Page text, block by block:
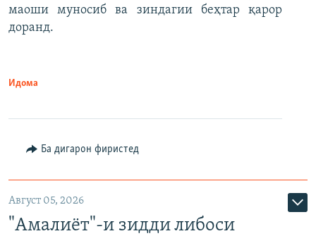
маоши муносиб ва зиндагии беҳтар қарор
доранд.
Идома
Ба дигарон фиристед
Август 05, 2026
"Амалиёт"-и зидди либоси